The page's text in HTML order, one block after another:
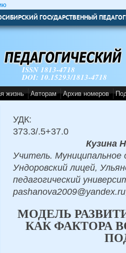
ГОСУДАРСТВЕННЫЙ
ISSN 1813-4718
DOI: 10.15293/1813-4718
жизнь Авторам Архив номеров
УДК:
373.3/.5+37.0
Кузина
Учитель. Муниципальное
Ундоровский лицей,
педагогический
МОДЕЛЬ
КАК ФАКТОРА